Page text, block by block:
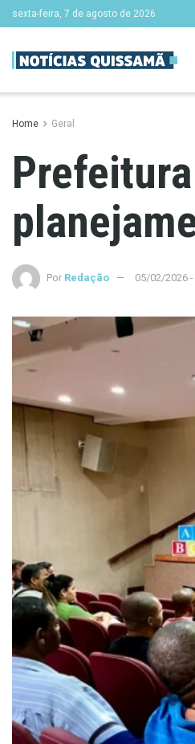
sexta-feira, 7 de agosto de 2026
Home Geral
Por Redação 05/02/2026 -